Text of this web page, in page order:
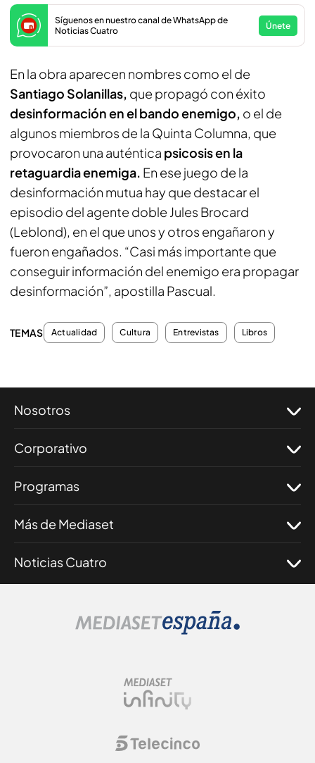
Síguenos en nuestro canal de WhatsApp de
Noticias Cuatro
Únete
En la obra aparecen nombres como el de
Santiago Solanillas, que propagó con éxito
desinformación en el bando enemigo, o el de
algunos miembros de la Quinta Columna, que
provocaron una auténtica psicosis en la
retaguardia enemiga. En ese juego de la
desinformación mutua hay que destacar el
episodio del agente doble Jules Brocard
(Leblond), en el que unos y otros engañaron y
fueron engañados. “Casi más importante que
conseguir información del enemigo era propagar
desinformación”, apostilla Pascual.
TEMAS Actualidad Cultura Entrevistas Libros
Nosotros
Corporativo
Programas
Más de Mediaset
Noticias Cuatro